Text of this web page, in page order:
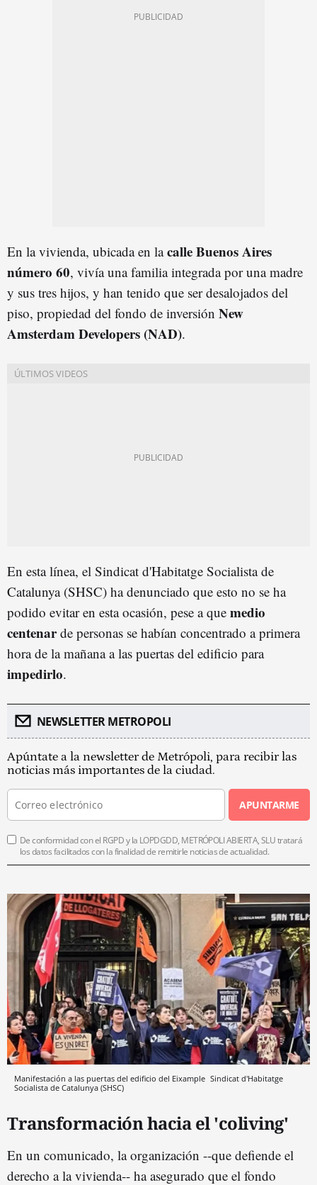
En la vivienda, ubicada en lacalle Buenos Aires
número 60, vivía una familia integrada por una madre
y sus tres hijos, y han tenido que ser desalojados del
piso, propiedad del fondo de inversión New
Amsterdam Developers (NAD).
En esta línea, el Sindicat d'Habitatge Socialista de
Catalunya (SHSC) ha denunciado que esto no se ha
podido evitar en esta ocasión, pese a que medio
centenarde personas se habían concentrado a primera
hora de la mañana a las puertas del edificio para
impedirlo.
NEWSLETTER METROPOLI
Apúntate a la newsletter de Metrópoli, para recibir las
noticias más importantes de la ciudad.
APUNTARME
De conformidad con el RGPD y la LOPDGDD, METRÓPOLI ABIERTA, SLU tratará
los datos facilitados con la finalidad de remitirle noticias de actualidad.
Manifestación a las puertas del edificio del Eixample Sindicat d'Habitatge
Socialista de Catalunya (SHSC)
Transformación hacia el 'coliving'
En un comunicado, la organización --que defiende el
derecho a la vivienda-- ha asegurado que el fondo